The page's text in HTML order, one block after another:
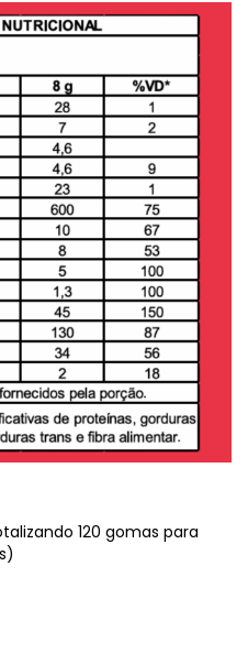
120 gomas para